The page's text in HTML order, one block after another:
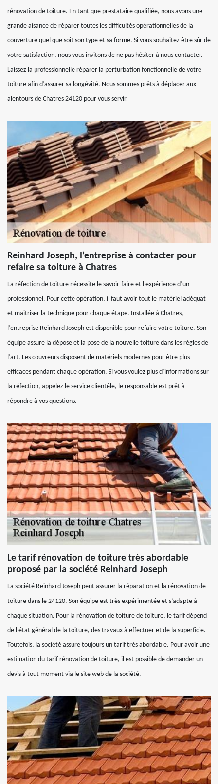
rénovation de toiture. En tant que prestataire qualifiée, nous avons une
grande aisance de réparer toutes les difficultés opérationnelles de la
couverture quel que soit son type et sa forme. Si vous souhaitez être sûr de
votre satisfaction, nous vous invitons de ne pas hésiter à nous contacter.
Laissez la professionnelle réparer la perturbation fonctionnelle de votre
toiture afin d’assurer sa longévité. Nous sommes prêts à déplacer aux
alentours de Chatres 24120 pour vous servir.
Reinhard Joseph, l’entreprise à contacter pour
refaire sa toiture à Chatres
La réfection de toiture nécessite le savoir-faire et l’expérience d’un
professionnel. Pour cette opération, il faut avoir tout le matériel adéquat
et maitriser la technique pour chaque étape. Installée à Chatres,
l’entreprise Reinhard Joseph est disponible pour refaire votre toiture. Son
équipe assure la dépose et la pose de la nouvelle toiture dans les règles de
l’art. Les couvreurs disposent de matériels modernes pour être plus
efficaces pendant chaque opération. Si vous voulez plus d’informations sur
la réfection, appelez le service clientèle, le responsable est prêt à
répondre à vos questions.
Le tarif rénovation de toiture très abordable
proposé par la société Reinhard Joseph
La société Reinhard Joseph peut assurer la réparation et la rénovation de
toiture dans le 24120. Son équipe est très expérimentée et s’adapte à
chaque situation. Pour la rénovation de toiture de toiture, le tarif dépend
de l’état général de la toiture, des travaux à effectuer et de la superficie.
Toutefois, la société assure toujours un tarif très abordable. Pour avoir une
estimation du tarif rénovation de toiture, il est possible de demander un
devis à tout moment via le site web de la société.